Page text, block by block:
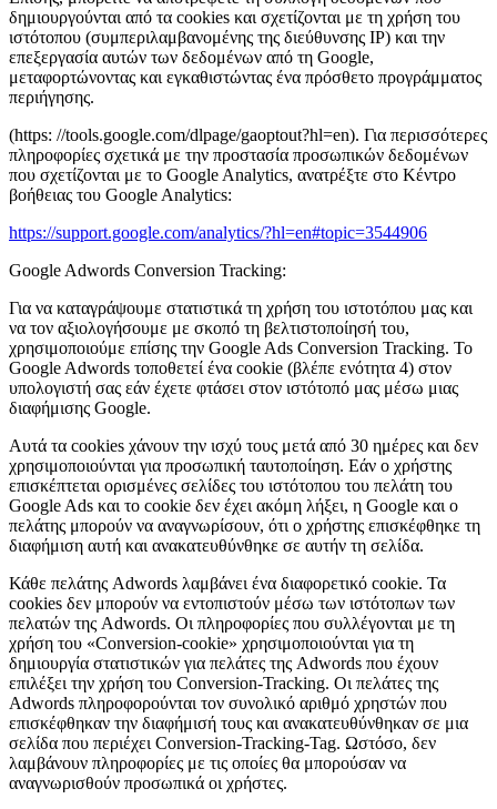
δημιουργούνται από τα cookies και σχετίζονται με τη χρήση του
ιστότοπου (συμπεριλαμβανομένης της διεύθυνσης IP) και την
επεξεργασία αυτών των δεδομένων από τη Google,
μεταφορτώνοντας και εγκαθιστώντας ένα πρόσθετο προγράμματος
περιήγησης.
(https: //tools.google.com/dlpage/gaoptout?hl=en). Για περισσότερες
πληροφορίες σχετικά με την προστασία προσωπικών δεδομένων
που σχετίζονται με το Google Analytics, ανατρέξτε στο Κέντρο
βοήθειας του Google Analytics:
https://support.google.com/analytics/?hl=en#topic=3544906
Google Adwords Conversion Tracking:
Για να καταγράψουμε στατιστικά τη χρήση του ιστοτόπου μας και
να τον αξιολογήσουμε με σκοπό τη βελτιστοποίησή του,
χρησιμοποιούμε επίσης την Google Ads Conversion Tracking. Το
Google Adwords τοποθετεί ένα cookie (βλέπε ενότητα 4) στον
υπολογιστή σας εάν έχετε φτάσει στον ιστότοπό μας μέσω μιας
διαφήμισης Google.
Αυτά τα cookies χάνουν την ισχύ τους μετά από 30 ημέρες και δεν
χρησιμοποιούνται για προσωπική ταυτοποίηση. Εάν ο χρήστης
επισκέπτεται ορισμένες σελίδες του ιστότοπου του πελάτη του
Google Ads και το cookie δεν έχει ακόμη λήξει, η Google και ο
πελάτης μπορούν να αναγνωρίσουν, ότι ο χρήστης επισκέφθηκε τη
διαφήμιση αυτή και ανακατευθύνθηκε σε αυτήν τη σελίδα.
Κάθε πελάτης Adwords λαμβάνει ένα διαφορετικό cookie. Τα
cookies δεν μπορούν να εντοπιστούν μέσω των ιστότοπων των
πελατών της Adwords. Οι πληροφορίες που συλλέγονται με τη
χρήση του «Conversion-cookie» χρησιμοποιούνται για τη
δημιουργία στατιστικών για πελάτες της Adwords που έχουν
επιλέξει την χρήση του Conversion-Tracking. Οι πελάτες της
Adwords πληροφορούνται τον συνολικό αριθμό χρηστών που
επισκέφθηκαν την διαφήμισή τους και ανακατευθύνθηκαν σε μια
σελίδα που περιέχει Conversion-Tracking-Tag. Ωστόσο, δεν
λαμβάνουν πληροφορίες με τις οποίες θα μπορούσαν να
αναγνωρισθούν προσωπικά οι χρήστες.